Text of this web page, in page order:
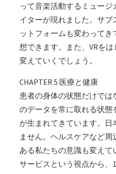
って音楽活動するミュー
イターが現れました。サ
ットフォームも変わって
想できます。また、VRを
変えていくでしょう。
CHAPTER 5 医療と健康
患者の身体の状態だけで
のデータを常に取れる状
が生まれてきています。
ません。ヘルスケアなど
ある私たちの意識も変え
サービスという視点から、